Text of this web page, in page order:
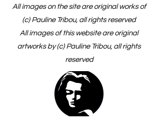
All images on the site are original works of
(c) Pauline Tribou, all rights reserved
All images of this website are original
artworks by (c) Pauline Tribou, all rights
reserved